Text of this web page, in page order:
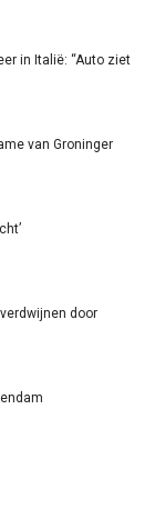
in Italië: “Auto ziet
van Groninger
door